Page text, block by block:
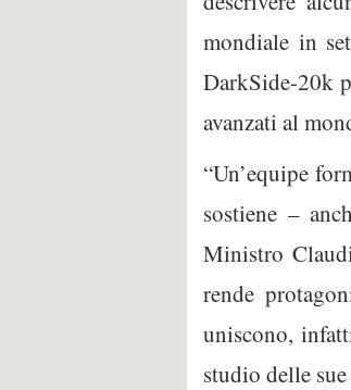
mondiale in
DarkSide-20k
avanzati al
“Un’equipe
sostiene –
Ministro
rende
uniscono,
studio delle